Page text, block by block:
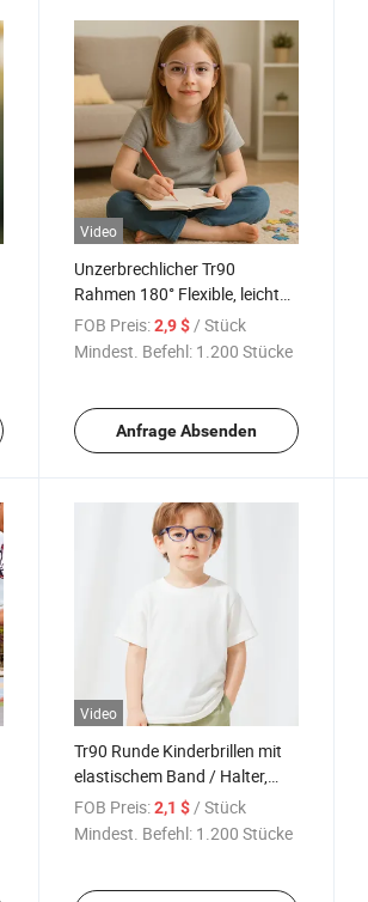
Video
Unzerbrechlicher Tr90
Rahmen 180° Flexible, leichte
und sichere Brillen für Kinder,
Kleinkinder und Teenager
FOB Preis: 2,9 $ / Stück
Mindest. Befehl: 1.200 Stücke
Anfrage Absenden
Video
Tr90 Runde Kinderbrillen mit
elastischem Band / Halter,
schraubenloses Design, sicher
und bequem
FOB Preis: 2,1 $/ Stück
Mindest. Befehl: 1.200 Stücke